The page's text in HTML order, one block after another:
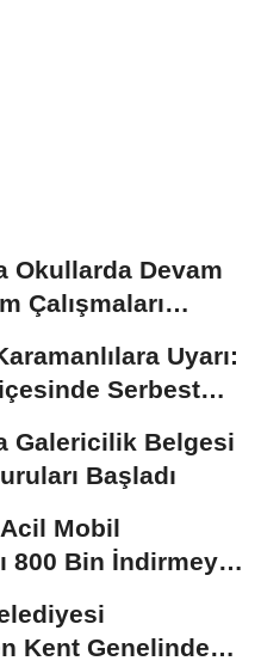
Okullarda Devam
Çalışmaları
Uyarı:
Serbest
Galericilik Belgesi
Başladı
Acil Mobil
800 Bin İndirmeyi
Kent Genelinde